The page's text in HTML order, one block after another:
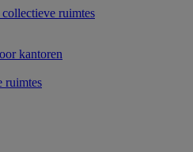
ruimtes
kantoren
ruimtes